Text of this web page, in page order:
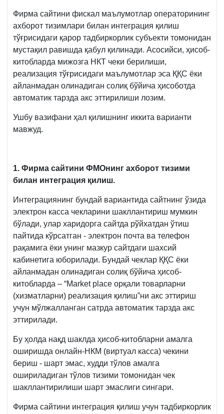
Фирма сайтини фискал маълумотлар операторининг
ахборот тизимлари билан интеграция қилиш
тўғрисидаги қарор тадбиркорлик субъекти томонидан
мустақил равишда қабул қилинади. Асосийси, ҳисоб-
китобларда мижозга НКТ чеки берилиши,
реализация тўғрисидаги маълумотлар эса ҚҚС ёки
айланмадан олинадиган солиқ бўйича ҳисоботда
автоматик тарзда акс эттирилиши лозим.
Ушбу вазифани ҳал қилишнинг иккита варианти
мавжуд.
1. Фирма сайтини ФМОнинг ахборот тизими
билан интеграция қилиш.
Интеграциянинг бундай вариантида сайтнинг ўзида
электрон касса чекларини шакллантириш мумкин
бўлади, улар харидорга сайтда рўйхатдан ўтиш
пайтида кўрсатган - электрон почта ва телефон
рақамига ёки унинг мазкур сайтдаги шахсий
кабинетига юборилади. Бундай чеклар ҚҚС ёки
айланмадан олинадиган солиқ бўйича ҳисоб-
китобларда – “Market place орқали товарларни
(хизматларни) реализация қилиш”ни акс эттириш
учун мўлжалланган сатрда автоматик тарзда акс
эттирилади.
Бу ҳолда нақд шаклда ҳисоб-китобларни амалга
оширишда онлайн-НКМ (виртуал касса) чекини
бериш - шарт эмас, худди тўлов амалга
ошириладиган тўлов тизими томонидан чек
шакллантирилиши шарт эмаслиги сингари.
Фирма сайтини интеграция қилиш учун тадбиркорлик